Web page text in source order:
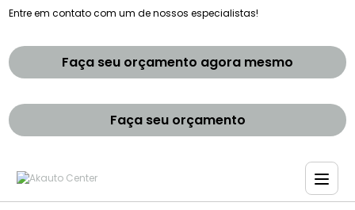
Entre em contato com um de nossos especialistas!
Faça seu orçamento agora mesmo
Faça seu orçamento